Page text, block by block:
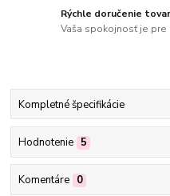
Rýchle doručenie
Vaša spokojnosť je pre
Kompletné špecifikácie
Hodnotenie 5
Komentáre 0